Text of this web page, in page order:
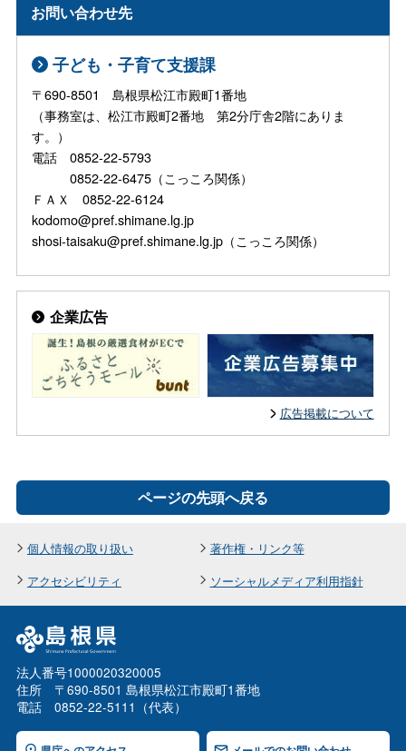
お問い合わせ先
子ども・子育て支援課
〒690-8501 島根県松江市殿町1番地
（事務室は、松江市殿町2番地 第2分庁舎2階にありま
す。）
電話 0852-22-5793
0852-22-6475（こっころ関係）
ＦＡＸ 0852-22-6124
kodomo@pref.shimane.lg.jp
shosi-taisaku@pref.shimane.lg.jp（こっころ関係）
企業広告
広告掲載について
ページの先頭へ戻る
個人情報の取り扱い
著作権・リンク等
アクセシビリティ
ソーシャルメディア利用指針
法人番号1000020320005
住所 〒690-8501 島根県松江市殿町1番地
電話 0852-22-5111（代表）